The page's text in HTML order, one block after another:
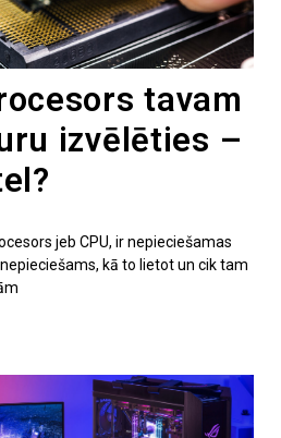
tavam
izvēlēties –
jeb CPU, ir nepieciešamas
kā to lietot un cik tam